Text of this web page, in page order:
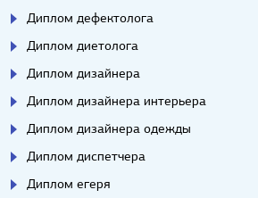
Диплом дефектолога
Диплом диетолога
Диплом дизайнера
Диплом дизайнера интерьера
Диплом дизайнера одежды
Диплом диспетчера
Диплом егеря